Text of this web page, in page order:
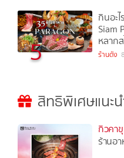
5
กินอะ
Siam
หลาก
ร้านดัง
สิทธิพิเศษแนะ
กิวคาขุ
ร้านอ